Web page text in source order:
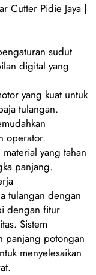
Cutter Pidie Jaya |
sudut
digital yang
yang kuat untuk
tulangan.
operator.
yang tahan
panjang.
tulangan dengan
dengan fitur
Sistem
panjang potongan
menyelesaikan